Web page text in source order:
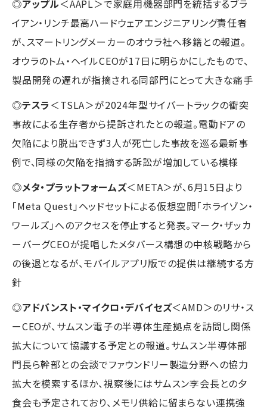
◎アップル＜AAPL＞で家庭用機器部門を統括するブラ
イアン・リンチ最高ハードウェアエンジニアリング責任者
が、スマートリングメーカーのオウラ社へ移籍との報道。
オウラのトム・ヘイルCEOが17日に明らかにしたもので、
製品開発の遅れが指摘される同部門にとって大きな痛手
◎テスラ ＜TSLA＞が2024年型サイバートラックの衝突
事故による生存者から提訴されたとの報道。電動ドアの
欠陥により脱出できず3人が死亡した事故を巡る最新事
例で、同様の欠陥を指摘する訴訟が増加している模様
◎メタ・プラットフォームズ＜META＞が、6月15日より
「Meta Quest」ヘッドセットによる仮想空間「ホライゾン・
ワールズ」へのアクセスを停止すると発表。マーク・ザッカ
ーバーグCEOが提唱したメタバース構想の中核戦略から
の後退となるが、モバイルアプリ版での提供は継続する方
針
◎アドバンスト・マイクロ・デバイセズ＜AMD＞のリサ・ス
ーCEOが、サムスン電子の半導体生産拠点を訪問し関係
拡大について協議する予定との報道。サムスン半導体部
門長ら幹部との会談でファウンドリー製造分野への協力
拡大を模索するほか、視察後にはサムスン李会長との夕
食会も予定されており、メモリ供給に留まらない連携強